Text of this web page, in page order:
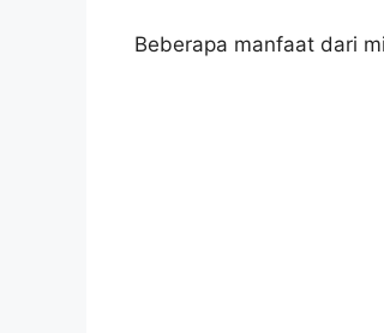
Beberapa manfaat dari